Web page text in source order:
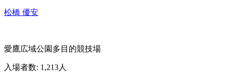
松橋 優安
愛鷹広域公園多目的競技場
入場者数: 1,213人